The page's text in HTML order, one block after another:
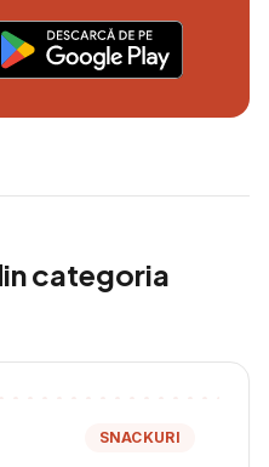
categoria
SNACKURI